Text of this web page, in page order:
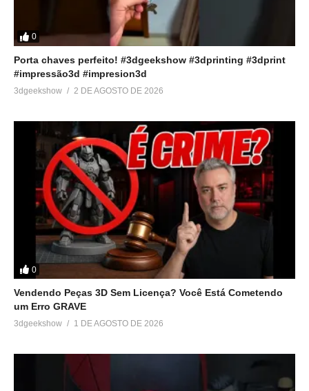
0
Porta chaves perfeito! #3dgeekshow #3dprinting #3dprint
#impressão3d #impresion3d
3dgeekshow 2 DE AGOSTO DE 2026
0
Vendendo Peças 3D Sem Licença? Você Está Cometendo
um Erro GRAVE
3dgeekshow 1 DE AGOSTO DE 2026